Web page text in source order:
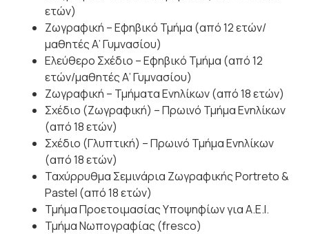
ετών)
Ζωγραφική – Εφηβικό Τμήμα (από 12 ετών/
μαθητές Α’ Γυμνασίου)
Ελεύθερο Σχέδιο – Εφηβικό Τμήμα (από 12
ετών/μαθητές Α’ Γυμνασίου)
Ζωγραφική – Τμήματα Ενηλίκων (από 18 ετών)
Σχέδιο (Ζωγραφική) – Πρωινό Τμήμα Ενηλίκων
(από 18 ετών)
Σχέδιο (Γλυπτική) – Πρωινό Τμήμα Ενηλίκων
(από 18 ετών)
Ταχύρρυθμα Σεμινάρια Ζωγραφικής Portreto &
Pastel (από 18 ετών)
Τμήμα Προετοιμασίας Υποψηφίων για Α.Ε.Ι.
Τμήμα Νωπογραφίας (fresco)